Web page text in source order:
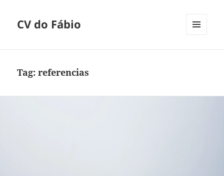
CV do Fábio
Tag:referencias